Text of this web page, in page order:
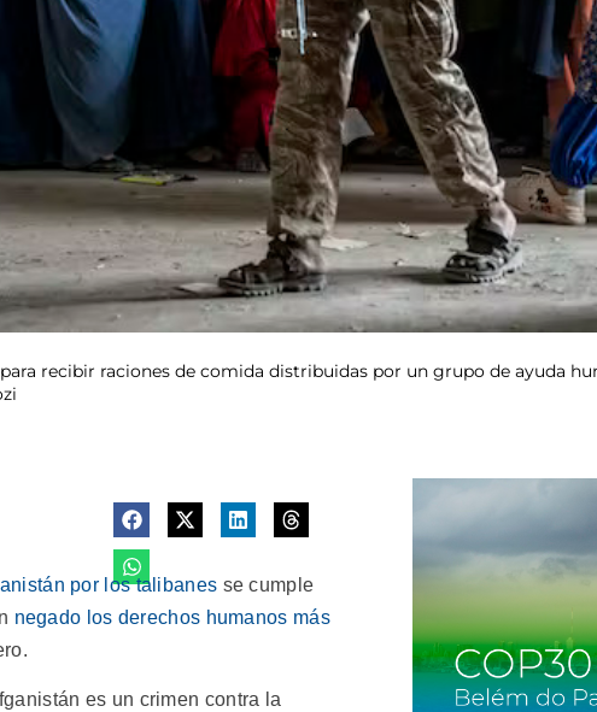
recibir raciones de comida distribuidas por un grupo de ayuda
por los talibanes se cumple
negado los derechos humanos más
es un crimen contra la